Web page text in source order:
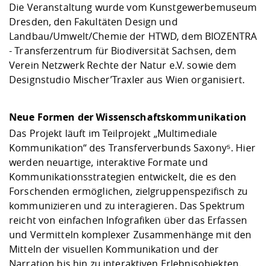
Die Veranstaltung wurde vom Kunstgewerbemuseum
Dresden, den Fakultäten Design und
Landbau/Umwelt/Chemie der HTWD, dem BIOZENTRA
- Transferzentrum für Biodiversität Sachsen, dem
Verein Netzwerk Rechte der Natur e.V. sowie dem
Designstudio Mischer’Traxler aus Wien organisiert.
Neue Formen der Wissenschaftskommunikation
Das Projekt läuft im Teilprojekt „Multimediale
Kommunikation“ des Transferverbunds Saxony⁵. Hier
werden neuartige, interaktive Formate und
Kommunikationsstrategien entwickelt, die es den
Forschenden ermöglichen, zielgruppenspezifisch zu
kommunizieren und zu interagieren. Das Spektrum
reicht von einfachen Infografiken über das Erfassen
und Vermitteln komplexer Zusammenhänge mit den
Mitteln der visuellen Kommunikation und der